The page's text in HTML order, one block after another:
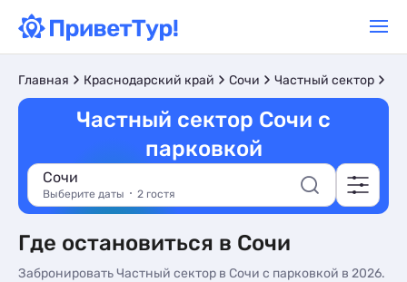
Главная Краснодарский край Сочи Частный сектор
Частный сектор Сочи с
парковкой
Сочи
Выберите даты 2 гостя
Где остановиться в Сочи
Забронировать Частный сектор в Сочи с парковкой в 2026.